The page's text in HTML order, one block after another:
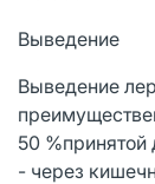
Выведение
Выведение
50
- через